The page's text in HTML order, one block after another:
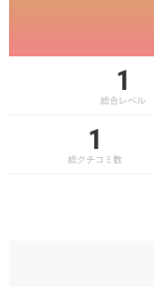
1
総合レベル
1
総クチコミ数